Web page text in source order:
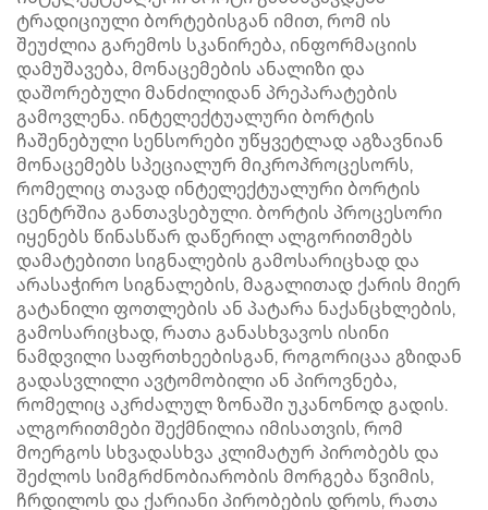
ტრადიციული ბორტებისგან იმით, რომ ის
შეუძლია გარემოს სკანირება, ინფორმაციის
დამუშავება, მონაცემების ანალიზი და
დაშორებული მანძილიდან პრეპარატების
გამოვლენა. ინტელექტუალური ბორტის
ჩაშენებული სენსორები უწყვეტლად აგზავნიან
მონაცემებს სპეციალურ მიკროპროცესორს,
რომელიც თავად ინტელექტუალური ბორტის
ცენტრშია განთავსებული. ბორტის პროცესორი
იყენებს წინასწარ დაწერილ ალგორითმებს
დამატებითი სიგნალების გამოსარიცხად და
არასაჭირო სიგნალების, მაგალითად ქარის მიერ
გატანილი ფოთლების ან პატარა ნაქანცხლების,
გამოსარიცხად, რათა განასხვავოს ისინი
ნამდვილი საფრთხეებისგან, როგორიცაა გზიდან
გადასვლილი ავტომობილი ან პიროვნება,
რომელიც აკრძალულ ზონაში უკანონოდ გადის.
ალგორითმები შექმნილია იმისათვის, რომ
მოერგოს სხვადასხვა კლიმატურ პირობებს და
შეძლოს სიმგრძნობიარობის მორგება წვიმის,
ჩრდილოს და ქარიანი პირობების დროს, რათა